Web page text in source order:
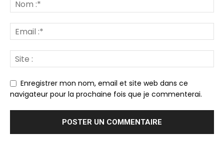
Enregistrer mon nom, email et site web dans ce
navigateur pour la prochaine fois que je commenterai.